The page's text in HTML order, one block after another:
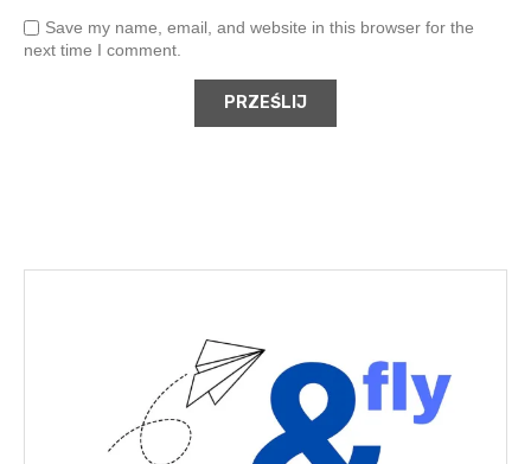
Save my name, email, and website in this browser for the
next time I comment.